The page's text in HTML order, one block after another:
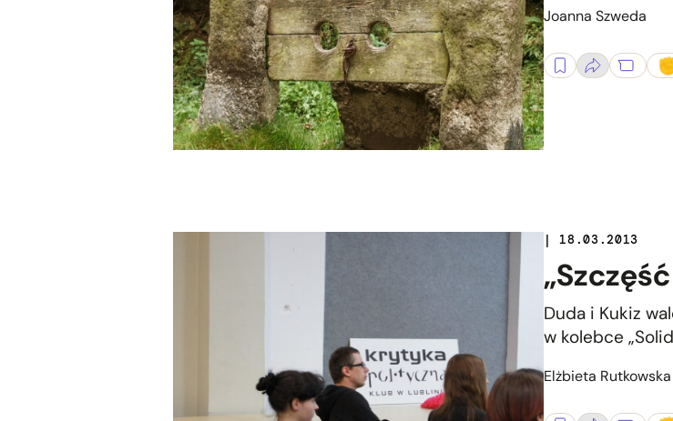
Joanna Szweda
| 18.03.2013
Duda i Kukiz
w kolebce
Elżbieta Rutkowska